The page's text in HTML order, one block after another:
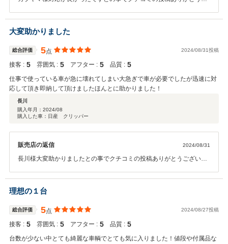
う心がけておりますこの度は弊社にてご成約いただきまして誠にあり
がとうございます！
大変助かりました
総合評価 5点 2024/08/31投稿
接客 : 5 雰囲気 : 5 アフター : 5 品質 : 5
仕事で使っている車が急に壊れてしまい大急ぎで車が必要でしたが迅速に対
応して頂き即納して頂けましたほんとに助かりました！
長川
購入年月： 2024/08
購入した車：日産 クリッパー
販売店の返信 2024/08/31
長川様大変助かりましたとの事でクチコミの投稿ありがとうございま
きご協力ありがとうございます！今後とも急な故障や困ったことなど
ございましたらお気軽にご相談下さい♪
理想の１台
総合評価 5点 2024/08/27投稿
接客 : 5 雰囲気 : 5 アフター : 5 品質 : 5
台数が少ない中とても綺麗な車輌でとても気に入りました！値段や付属品な